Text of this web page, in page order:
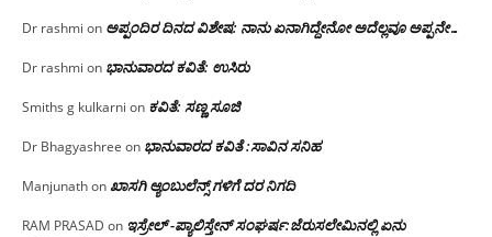
Dr rashmi on ಅಪ್ಪಂದಿರ ದಿನದ ವಿಶೇಷ: ನಾನು ಏನಾಗಿದ್ದೇನೋ‌ ಅದೆಲ್ಲವೂ ಅಪ್ಪನೇ…
Dr rashmi on ಭಾನುವಾರದ ಕವಿತೆ: ಉಸಿರು
Smiths g kulkarni on ಕವಿತೆ: ಸಣ್ಣ ಸೂಜಿ
Dr Bhagyashree on ಭಾನುವಾರದ ಕವಿತೆ :ಸಾವಿನ ಸನಿಹ
Manjunathonಖಾಸಗಿ ಆ್ಯಂಬುಲೆನ್ಸ್ ಗಳಿಗೆ ದರ ನಿಗದಿ
RAM PRASAD on ಇಸ್ರೇಲ್ -ಪ್ಯಾಲಿಸ್ತೇನ್ ಸಂಘರ್ಷ:ಜೆರುಸಲೇಮಿನಲ್ಲಿ ಏನು